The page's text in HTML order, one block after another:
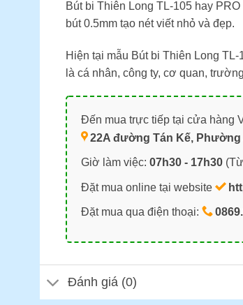
Bút bi Thiên Long TL-105 hay
bút 0.5mm tạo nét viết nhỏ và đẹp.
Hiện tại mẫu Bút bi Thiên Long
là cá nhân, công ty, cơ quan,
Đến mua trực tiếp tại cửa hàng
22A đường Tán Kế, Phường
Giờ làm việc: 07h30 - 17h30
Đặt mua online tại website
Đặt mua qua điện thoại:
Đánh giá (0)